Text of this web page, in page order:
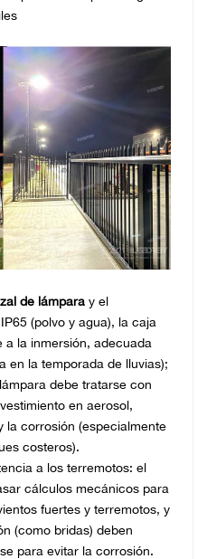
de lámpara y el
(polvo y agua), la caja
a la inmersión, adecuada
en la temporada de lluvias);
debe tratarse con
en aerosol,
la corrosión (especialmente
costeros).
a los terremotos: el
cálculos mecánicos para
fuertes y terremotos, y
(como bridas) deben
para evitar la corrosión.